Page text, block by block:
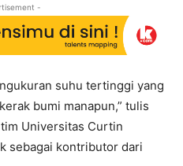
-
suhu tertinggi yang
bumi manapun,” tulis
Universitas Curtin
sebagai kontributor dari